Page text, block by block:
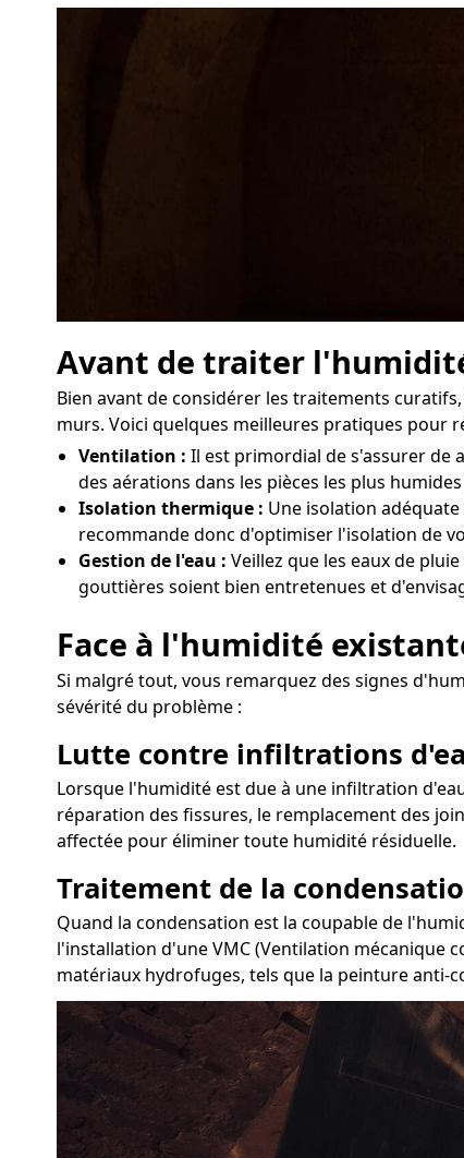
Avant de traiter
Bien avant de considérer les traitements
murs. Voici quelques meilleures pratiques pour
Ventilation : Il est primordial de s'assurer de
des aérations dans les pièces les plus
Isolation thermique : Une isolation
recommande donc d'optimiser l'isolation de
Gestion de l'eau : Veillez que les eaux de
gouttières soient bien entretenues et
Face à l'humidité
Si malgré tout, vous remarquez des signes
sévérité du problème :
Lutte contre infiltrations
Lorsque l'humidité est due à une infiltration
réparation des fissures, le remplacement des
affectée pour éliminer toute humidité résiduelle.
Traitement de la
Quand la condensation est la coupable de
l'installation d'une VMC (Ventilation mécanique
matériaux hydrofuges, tels que la peinture anti-